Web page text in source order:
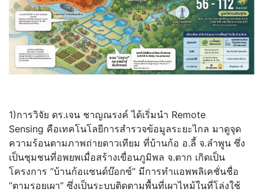
1)การวิจัย ดร.เจน ชาญณรงค์ ได้เริ่มนำ Remote
Sensing คือเทคโนโลยีการสำรวจข้อมูลระยะไกล มาดูจุด
ความร้อนตามภาพถ่ายดาวเทียม ที่บ้านก้อ อ.ลี้ จ.ลำพูน ซึ่ง
เป็นชุมชนที่อพยพเมื่อสร้างเขื่อนภูมิพล จ.ตาก เกิดเป็น
โครงการ “บ้านก้อแซนด์บ๊อกซ์” มีการทำแอพพลิเคชั่นชื่อ
“ตามรอยเผา” ซึ่งเป็นระบบติดตามพื้นที่เผาไหม้ในที่โล่งใช้